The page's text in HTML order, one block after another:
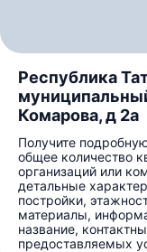
Республика
Комарова, д 2а
Получите
общее количество
организаций или
детальные
постройки,
материалы,
название,
предоставляемых